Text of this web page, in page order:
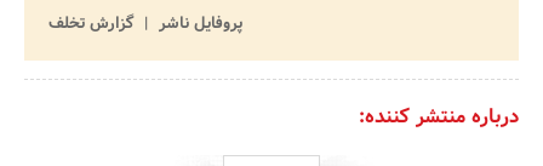
پروفایل ناشر
گزارش تخلف
درباره منتشر کننده: